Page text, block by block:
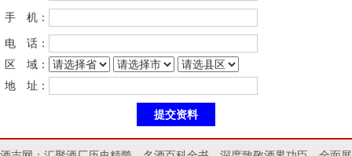
手 机：
电 话：
区 域：
地 址：